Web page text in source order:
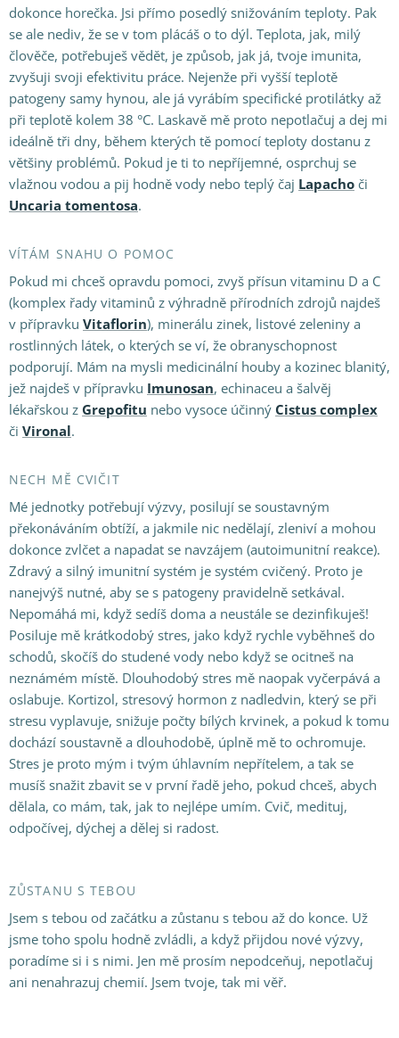
dokonce horečka. Jsi přímo posedlý snižováním teploty. Pak
se ale nediv, že se v tom plácáš o to dýl. Teplota, jak, milý
člověče, potřebuješ vědět, je způsob, jak já, tvoje imunita,
zvyšuji svoji efektivitu práce. Nejenže při vyšší teplotě
patogeny samy hynou, ale já vyrábím specifické protilátky až
při teplotě kolem 38 °C. Laskavě mě proto nepotlačuj a dej mi
ideálně tři dny, během kterých tě pomocí teploty dostanu z
většiny problémů. Pokud je ti to nepříjemné, osprchuj se
vlažnou vodou a pij hodně vody nebo teplý čaj Lapacho či
Uncaria tomentosa.
VÍTÁM SNAHU O POMOC
Pokud mi chceš opravdu pomoci, zvyš přísun vitaminu D a C
(komplex řady vitaminů z výhradně přírodních zdrojů najdeš
v přípravku Vitaflorin), minerálu zinek, listové zeleniny a
rostlinných látek, o kterých se ví, že obranyschopnost
podporují. Mám na mysli medicinální houby a kozinec blanitý,
jež najdeš v přípravku Imunosan, echinaceu a šalvěj
lékařskou z Grepofitu nebo vysoce účinný Cistus complex
či Vironal.
NECH MĚ CVIČIT
Mé jednotky potřebují výzvy, posilují se soustavným
překonáváním obtíží, a jakmile nic nedělají, zleniví a mohou
dokonce zvlčet a napadat se navzájem (autoimunitní reakce).
Zdravý a silný imunitní systém je systém cvičený. Proto je
nanejvýš nutné, aby se s patogeny pravidelně setkával.
Nepomáhá mi, když sedíš doma a neustále se dezinfikuješ!
Posiluje mě krátkodobý stres, jako když rychle vyběhneš do
schodů, skočíš do studené vody nebo když se ocitneš na
neznámém místě. Dlouhodobý stres mě naopak vyčerpává a
oslabuje. Kortizol, stresový hormon z nadledvin, který se při
stresu vyplavuje, snižuje počty bílých krvinek, a pokud k tomu
dochází soustavně a dlouhodobě, úplně mě to ochromuje.
Stres je proto mým i tvým úhlavním nepřítelem, a tak se
musíš snažit zbavit se v první řadě jeho, pokud chceš, abych
dělala, co mám, tak, jak to nejlépe umím. Cvič, medituj,
odpočívej, dýchej a dělej si radost.
ZŮSTANU S TEBOU
Jsem s tebou od začátku a zůstanu s tebou až do konce. Už
jsme toho spolu hodně zvládli, a když přijdou nové výzvy,
poradíme si i s nimi. Jen mě prosím nepodceňuj, nepotlačuj
ani nenahrazuj chemií. Jsem tvoje, tak mi věř.